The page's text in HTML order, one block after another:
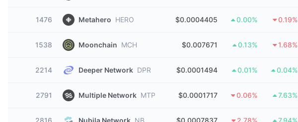
1476 Metahero HERO $0.0004405 0.00% 0.19%
1538 Moonchain MCH $0.007671 0.13% 1.68%
2214 Deeper Network DPR $0.0001494 0.01% 0.04%
2791 Multiple Network MTP $0.0001717 0.06% 7.63%
2816 Nubila Network NB $0.0007837 2.78% 7.94%